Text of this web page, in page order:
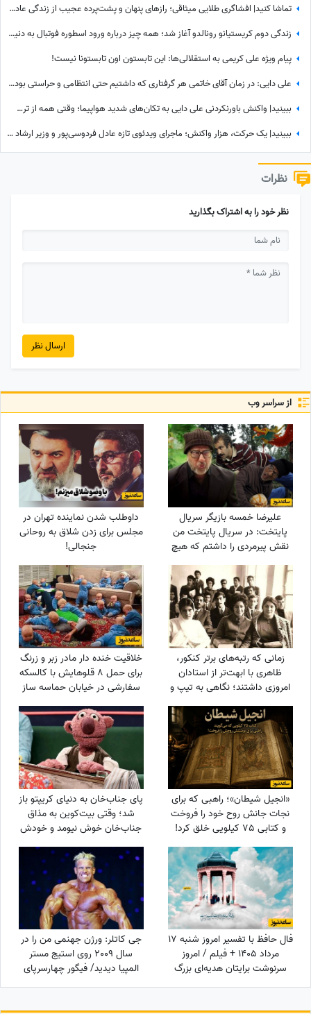
تماشا کنید| افشاگری طلایی میثاقی؛ رازهای پنهان و پشت‌پرده عجیب از زندگی عادل فردوسی‌پور که تا امروز نشنیده بودید!
زندگی دوم کریستیانو رونالدو آغاز شد؛ همه چیز درباره ورود اسطوره فوتبال به دنیای سینما
پیام ویژه علی کریمی به استقلالی‌ها: این تابستون اون تابستونا نیست!
علی دایی: در زمان آقای خاتمی هر گرفتاری‌ که داشتیم حتی انتظامی و حراستی بود، ایشان به راحتی حل می‌کردند درباره پاداش هم به تمام قولشان عمل کردند و...
ببینید| واکنش باورنکردنی علی دایی به تکان‌های شدید هواپیما؛ وقتی همه از ترس رنگشان پریده بود اما آقای فوتبالیست...
ببینید| یک حرکت، هزار واکنش؛ ماجرای ویدئوی تازه عادل فردوسی‌پور و وزیر ارشاد در مراسم ختم اکبر عبدی چیست؟
نظرات
نظر خود را به اشتراک بگذارید
ارسال نظر
از سراسر وب
علیرضا خمسه بازیگر سریال
پایتخت: در سریال پایتخت من
نقش پیرمردی را داشتم که هیچ
نگاهش با مردم حرف می زد
داوطلب شدن نماینده تهران در
مجلس برای زدن شلاق به روحانی
جنجالی!
زمانی که رتبه‌های برتر کنکور،
ظاهری با ابهت‌تر از استادان
امروزی داشتند؛ نگاهی به تیپ و
1354 + عکس
خلاقیت خنده دار مادر زبر و زرنگ
برای حمل 8 قلوهایش با کالسکه
سفارشی در خیابان حماسه ساز
و بس!
«انجیل شیطان»؛ راهبی که برای
نجات جانش روح خود را فروخت
و کتابی 75 کیلویی خلق کرد!
پای جناب‌خان به دنیای کریپتو باز
شد؛ وقتی بیت‌کوین به مذاق
جناب‌خان خوش نیومد و خودش
فال حافظ با تفسیر امروز شنبه 17
مرداد 1405 + فیلم / امروز
سرنوشت برایتان هدیه‌ای بزرگ
کنار گذاشته؛ شادی و موفقیت
جی کاتلر: ورژن جهنمی من را در
سال 2009 روی استیج مستر
المپیا دیدید/ فیگور چهارسرپای
من تکرارنشدنی است +فیلم